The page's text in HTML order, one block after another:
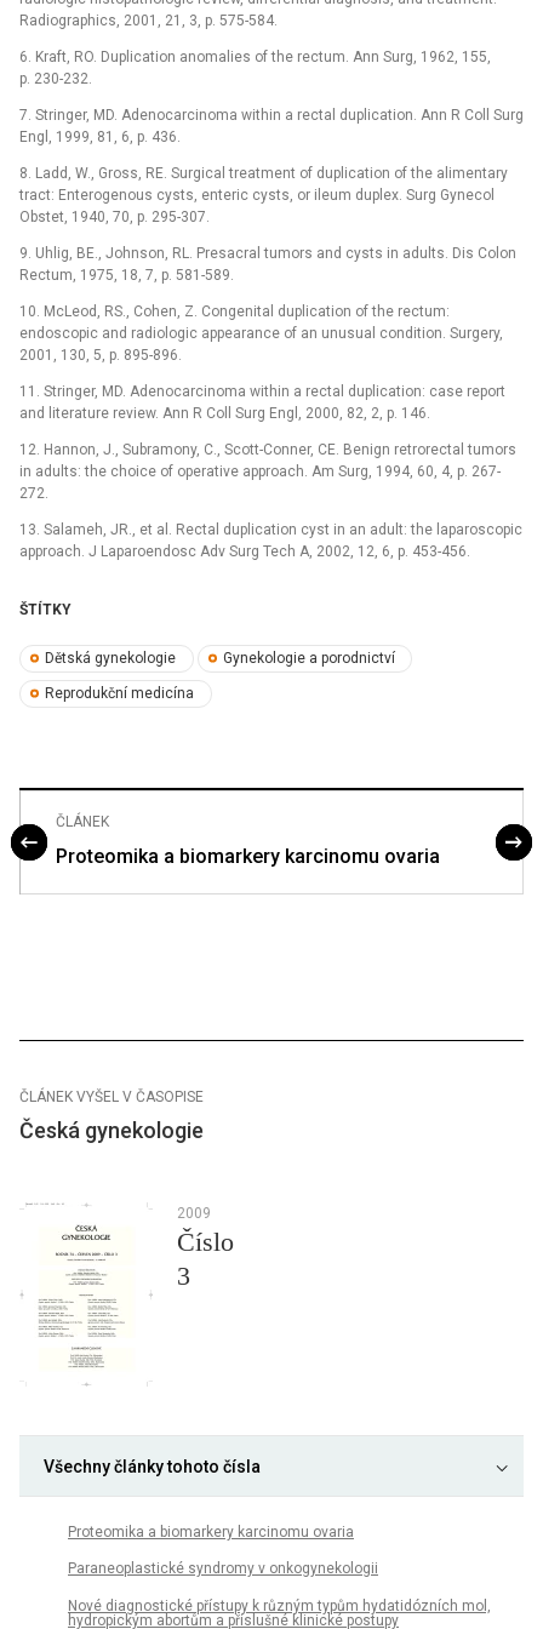
Radiographics, 2001, 21, 3, p. 575-584.
6. Kraft, RO. Duplication anomalies of the rectum. Ann Surg, 1962, 155,
p. 230-232.
7. Stringer, MD. Adenocarcinoma within a rectal duplication. Ann R Coll Surg
Engl, 1999, 81, 6, p. 436.
8. Ladd, W., Gross, RE. Surgical treatment of duplication of the alimentary
tract: Enterogenous cysts, enteric cysts, or ileum duplex. Surg Gynecol
Obstet, 1940, 70, p. 295-307.
9. Uhlig, BE., Johnson, RL. Presacral tumors and cysts in adults. Dis Colon
Rectum, 1975, 18, 7, p. 581-589.
10. McLeod, RS., Cohen, Z. Congenital duplication of the rectum:
endoscopic and radiologic appearance of an unusual condition. Surgery,
2001, 130, 5, p. 895-896.
11. Stringer, MD. Adenocarcinoma within a rectal duplication: case report
and literature review. Ann R Coll Surg Engl, 2000, 82, 2, p. 146.
12. Hannon, J., Subramony, C., Scott-Conner, CE. Benign retrorectal tumors
in adults: the choice of operative approach. Am Surg, 1994, 60, 4, p. 267-
272.
13. Salameh, JR., et al. Rectal duplication cyst in an adult: the laparoscopic
approach. J Laparoendosc Adv Surg Tech A, 2002, 12, 6, p. 453-456.
ŠTÍTKY
Dětská gynekologie Gynekologie a porodnictví
Reprodukční medicína
ČLÁNEK
Proteomika a biomarkery karcinomu ovaria
ČLÁNEK VYŠEL V ČASOPISE
Česká gynekologie
2009
Číslo
3
Všechny články tohoto čísla
Proteomika a biomarkery karcinomu ovaria
Paraneoplastické syndromy v onkogynekologii
Nové diagnostické přístupy k různým typům hydatidózních mol,
hydropickým abortům a příslušné klinické postupy